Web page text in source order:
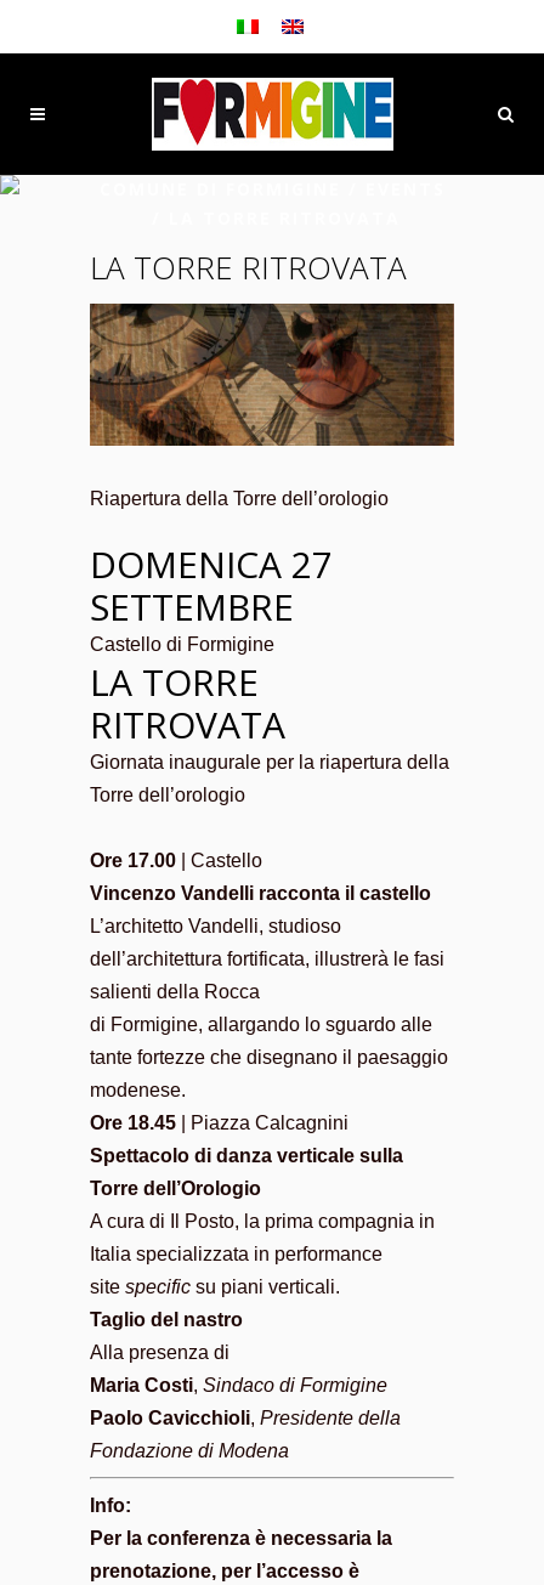
LA TORRE RITROVATA
Riapertura della Torre dell’orologio
DOMENICA 27
SETTEMBRE
Castello di Formigine
LA TORRE
RITROVATA
Giornata inaugurale per la riapertura della
Torre dell’orologio
Ore 17.00 | Castello
Vincenzo Vandelli racconta il castello
L’architetto Vandelli, studioso
dell’architettura fortificata, illustrerà le fasi
salienti della Rocca
di Formigine, allargando lo sguardo alle
tante fortezze che disegnano il paesaggio
modenese.
Ore 18.45 | Piazza Calcagnini
Spettacolo di danza verticale sulla
Torre dell’Orologio
A cura di Il Posto, la prima compagnia in
Italia specializzata in performance
site specific su piani verticali.
Taglio del nastro
Alla presenza di
Maria Costi, Sindaco di Formigine
Paolo Cavicchioli, Presidente della
Fondazione di Modena
Info:
Per la conferenza è necessaria la
prenotazione, per l’accesso è